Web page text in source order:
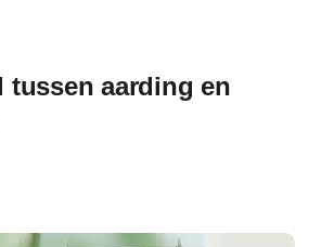
tussen aarding en